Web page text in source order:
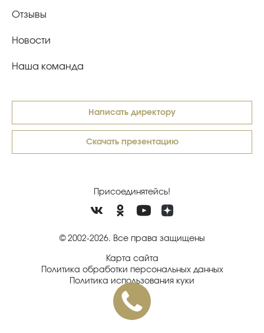
Отзывы
Новости
Наша команда
Написать директору
Скачать презентацию
Присоединятейсь!
© 2002-2026. Все права защищены
Карта сайта
Политика обработки персональных данных
Политика использования куки